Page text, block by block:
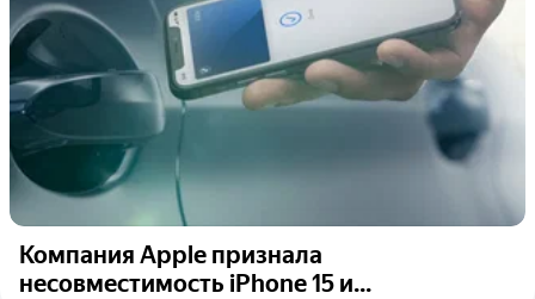
Компания Apple признала
несовместимость iPhone 15 и...